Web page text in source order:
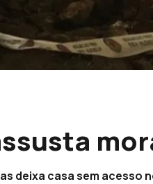
deixa casa sem acesso